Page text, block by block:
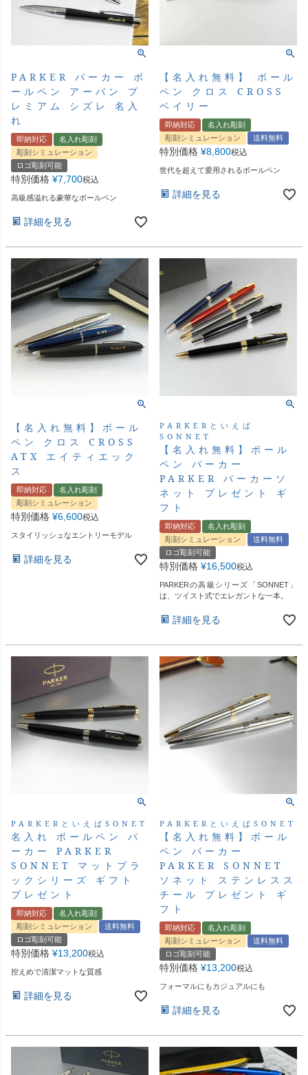
PARKER パーカー ボ
ールペン アーバン プ
レミアム シズレ 名入
れ
即納対応
名入れ彫刻
彫刻シミュレーション
ロゴ彫刻可能
特別価格 ¥7,700税込
高級感溢れる豪華なボールペン
詳細を見る
【名入れ無料】 ボール
ペン クロス CROSS
ベイリー
即納対応
名入れ彫刻
彫刻シミュレーション
送料無料
特別価格 ¥8,800税込
世代を超えて愛用されるボールペン
詳細を見る
【名入れ無料】ボール
ペン クロス CROSS
ATX エイティエック
ス
即納対応
名入れ彫刻
彫刻シミュレーション
特別価格 ¥6,600税込
スタイリッシュなエントリーモデル
詳細を見る
PARKERといえば
SONNET
【名入れ無料】ボール
ペン パーカー
PARKER パーカーソ
ネット プレゼント ギ
フト
即納対応
名入れ彫刻
彫刻シミュレーション
送料無料
ロゴ彫刻可能
特別価格 ¥16,500税込
PARKERの高級シリーズ「SONNET」
は、ツイスト式でエレガントな一本。
詳細を見る
PARKERといえばSONET
名入れ ボールペン パ
ーカー PARKER
SONNET マットブラ
ックシリーズ ギフト
プレゼント
即納対応
名入れ彫刻
彫刻シミュレーション
送料無料
ロゴ彫刻可能
特別価格 ¥13,200税込
控えめで清潔マットな質感
詳細を見る
PARKERといえばSONET
【名入れ無料】ボール
ペン パーカー
PARKER SONNET
ソネット ステンレスス
チール プレゼント ギ
フト
即納対応
名入れ彫刻
彫刻シミュレーション
送料無料
ロゴ彫刻可能
特別価格 ¥13,200税込
フォーマルにもカジュアルにも
詳細を見る